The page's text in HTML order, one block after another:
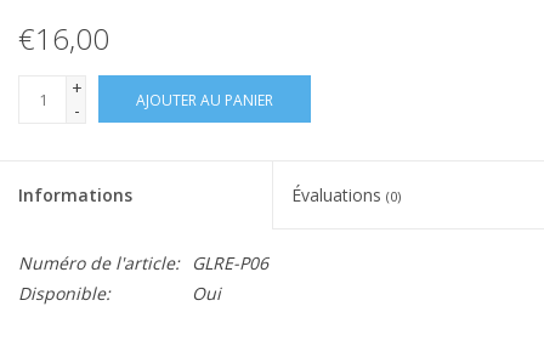
€16,00
+
-
AJOUTER AU PANIER
Informations Évaluations (0)
Numéro de l'article:
GLRE-P06
Disponible:
Oui